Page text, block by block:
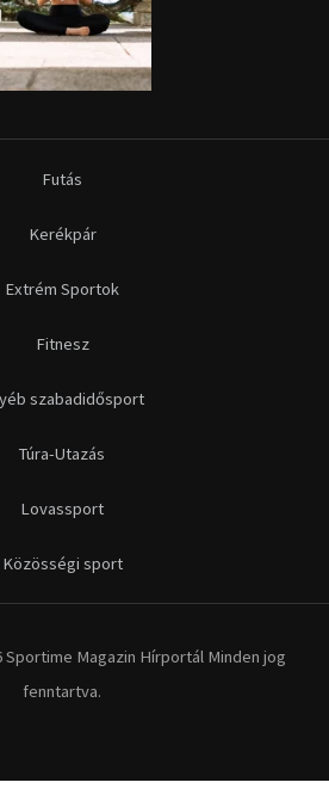
Futás
Kerékpár
Extrém Sportok
Fitnesz
szabadidősport
Túra-Utazás
Lovassport
Közösségi sport
Magazin Hírportál Minden jog
fenntartva.